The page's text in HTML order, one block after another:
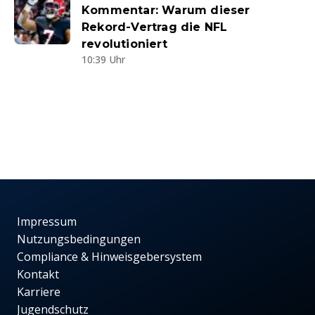
Kommentar: Warum dieser
Rekord-Vertrag die NFL
revolutioniert
10:39 Uhr
Impressum
Nutzungsbedingungen
Compliance & Hinweisgebersystem
Kontakt
Karriere
Jugendschutz